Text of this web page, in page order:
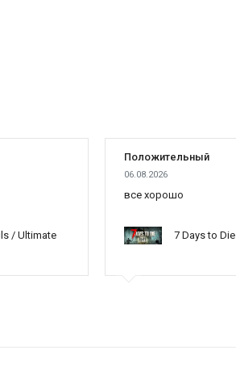
/ Ultimate
Положительный
06.08.2026
все хорошо
7 Days to Die